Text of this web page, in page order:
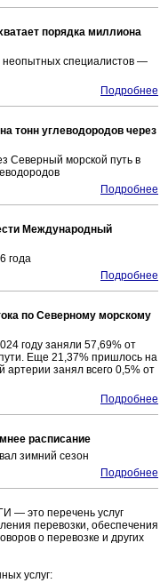
порядка миллиона
специалистов —
Подробнее
тонн углеводородов через
Северный морской путь в
Подробнее
Международный
года
Подробнее
по Северному морскому
году заняли 57,69% от
Еще 21,37% пришлось на
артерии занял всего 0,5% от
Подробнее
расписание
зимний сезон
Подробнее
это перечень услуг
перевозки, обеспечения
о перевозке и других
услуг: